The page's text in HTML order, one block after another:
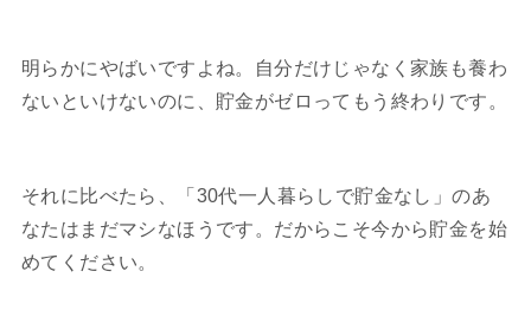
明らかにやばいですよね。自分だけじゃなく家族も養わ
ないといけないのに、貯金がゼロってもう終わりです。
それに比べたら、「30代一人暮らしで貯金なし」のあ
なたはまだマシなほうです。だからこそ今から貯金を始
めてください。